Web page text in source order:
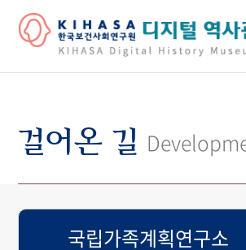
걸어온 길
국립가족계획연구소